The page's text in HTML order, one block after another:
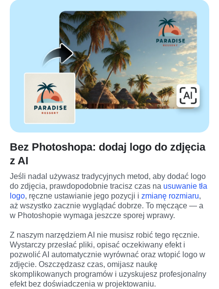
Bez Photoshopa: dodaj logo do zdjęcia
z AI
Jeśli nadal używasz tradycyjnych metod, aby dodać logo
do zdjęcia, prawdopodobnie tracisz czas na usuwanie tła
logo, ręczne ustawianie jego pozycji i zmianę rozmiaru,
aż wszystko zacznie wyglądać dobrze. To męczące — a
w Photoshopie wymaga jeszcze sporej wprawy.
Z naszym narzędziem AI nie musisz robić tego ręcznie.
Wystarczy przesłać pliki, opisać oczekiwany efekt i
pozwolić AI automatycznie wyrównać oraz wtopić logo w
zdjęcie. Oszczędzasz czas, omijasz naukę
skomplikowanych programów i uzyskujesz profesjonalny
efekt bez doświadczenia w projektowaniu.